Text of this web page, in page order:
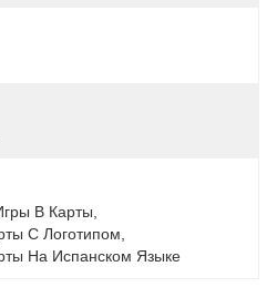
В Карты
С Логотипом
На Испанском Языке